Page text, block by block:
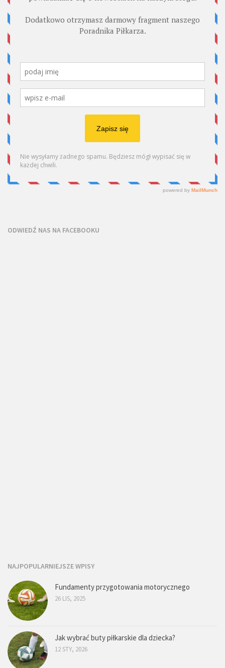
ODWIEDŹ NAS NA FACEBOOKU
NAJPOPULARNIEJSZE WPISY
Fundamenty przygotowania motorycznego
26 LIS, 2025
Jak wybrać buty piłkarskie dla dziecka?
12 STY, 2026